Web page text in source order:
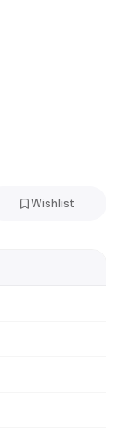
Wishlist